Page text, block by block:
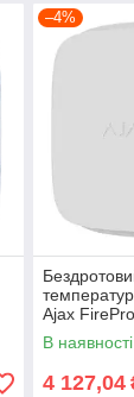
–4%
Ajax
(Heat/
В наявності
4 127,04